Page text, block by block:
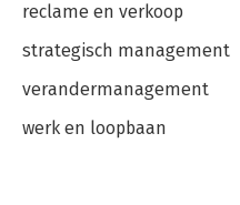
reclame en verkoop
strategisch management
verandermanagement
werk en loopbaan